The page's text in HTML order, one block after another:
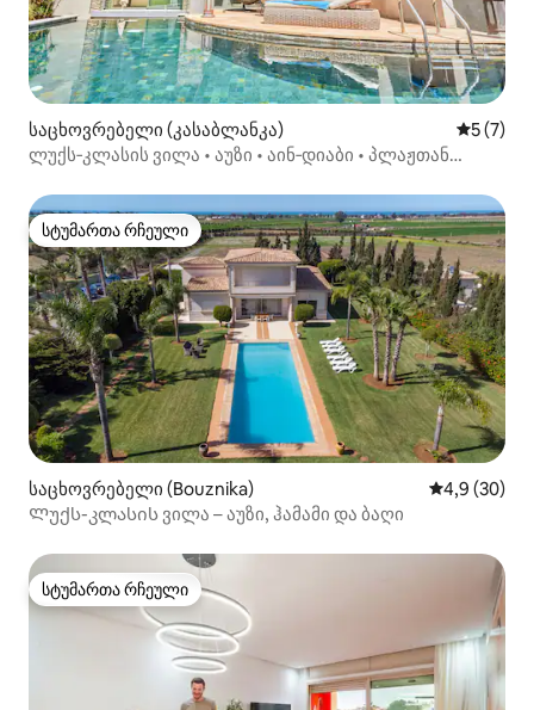
საცხოვრებელი (კასაბლანკა)
5 (7)
ლუქს‑კლასის ვილა • აუზი • აინ‑დიაბი • პლაჟთან
სტუმართა რჩეული
სტუმართა რჩეული
საცხოვრებელი (Bouznika) საშუალო
4,9 (30)
Ლუქს-კლასის ვილა – აუზი, ჰამამი და ბაღი
სტუმართა რჩეული
სტუმართა რჩეული